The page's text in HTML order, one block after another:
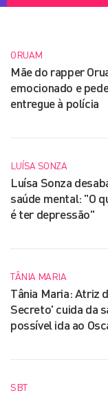
ORUAM
Mãe do rapper
emocionado e
entregue à polícia
LUÍSA SONZA
Luísa Sonza
saúde mental: "O
é ter depressão"
TÂNIA MARIA
Tânia Maria: Atriz
Secreto' cuida da
possível ida ao
SBT